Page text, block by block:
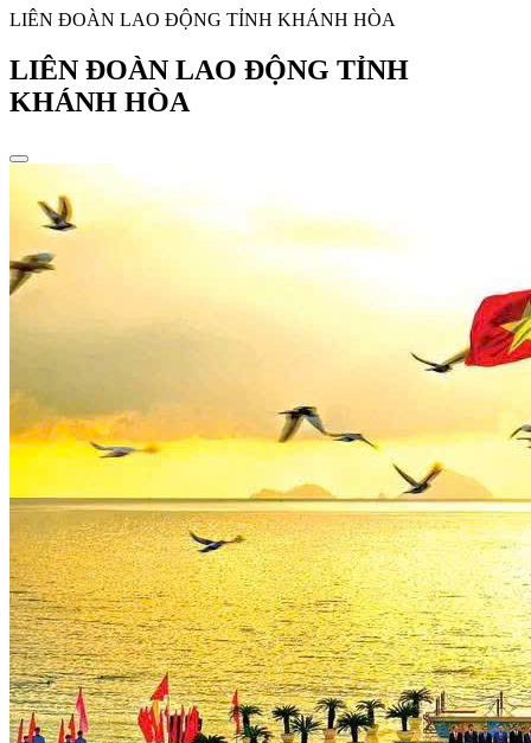
LIÊN ĐOÀN LAO ĐỘNG TỈNH KHÁNH HÒA
LIÊN ĐOÀN LAO ĐỘNG TỈNH
KHÁNH HÒA